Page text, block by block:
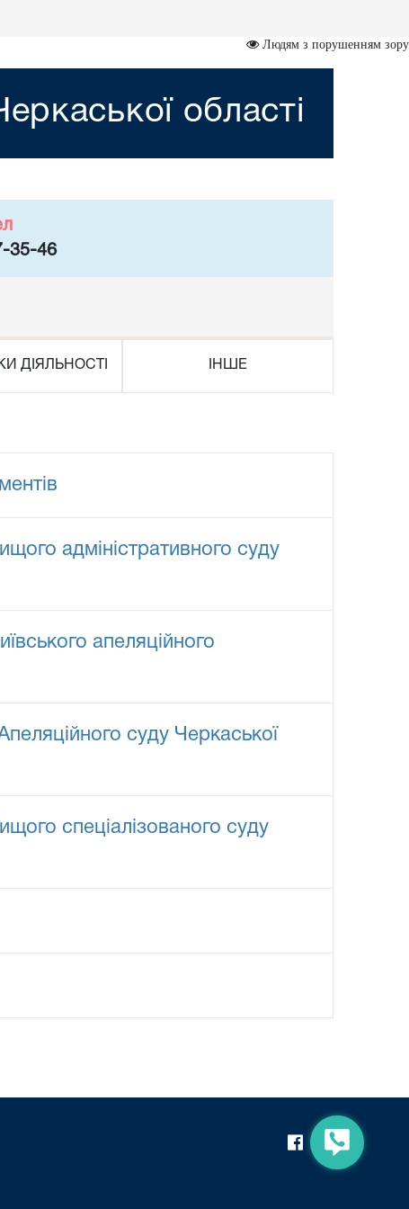
Людям з порушенням зору
області
35-46
ДІЯЛЬНОСТІ ІНШЕ
адміністративного суду
апеляційного
суду Черкаської
спеціалізованого суду